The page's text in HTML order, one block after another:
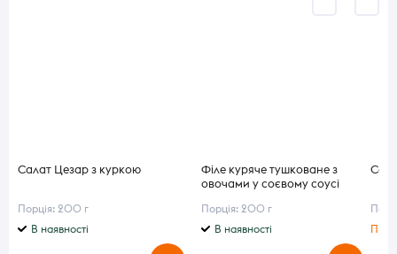
Салат Цезар з куркою
Порція: 200 г
В наявності
Філе куряче тушковане з
овочами у соєвому соусі
Порція: 200 г
В наявності